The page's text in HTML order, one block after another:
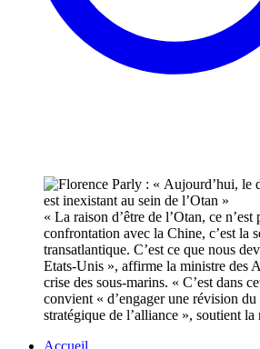
« La raison d’être de l’Otan, ce n’est
confrontation avec la Chine, c’est la
transatlantique. C’est ce que nous
Etats-Unis », affirme la ministre des
crise des sous-marins. « C’est dans
convient « d’engager une révision du
stratégique de l’alliance », soutient la